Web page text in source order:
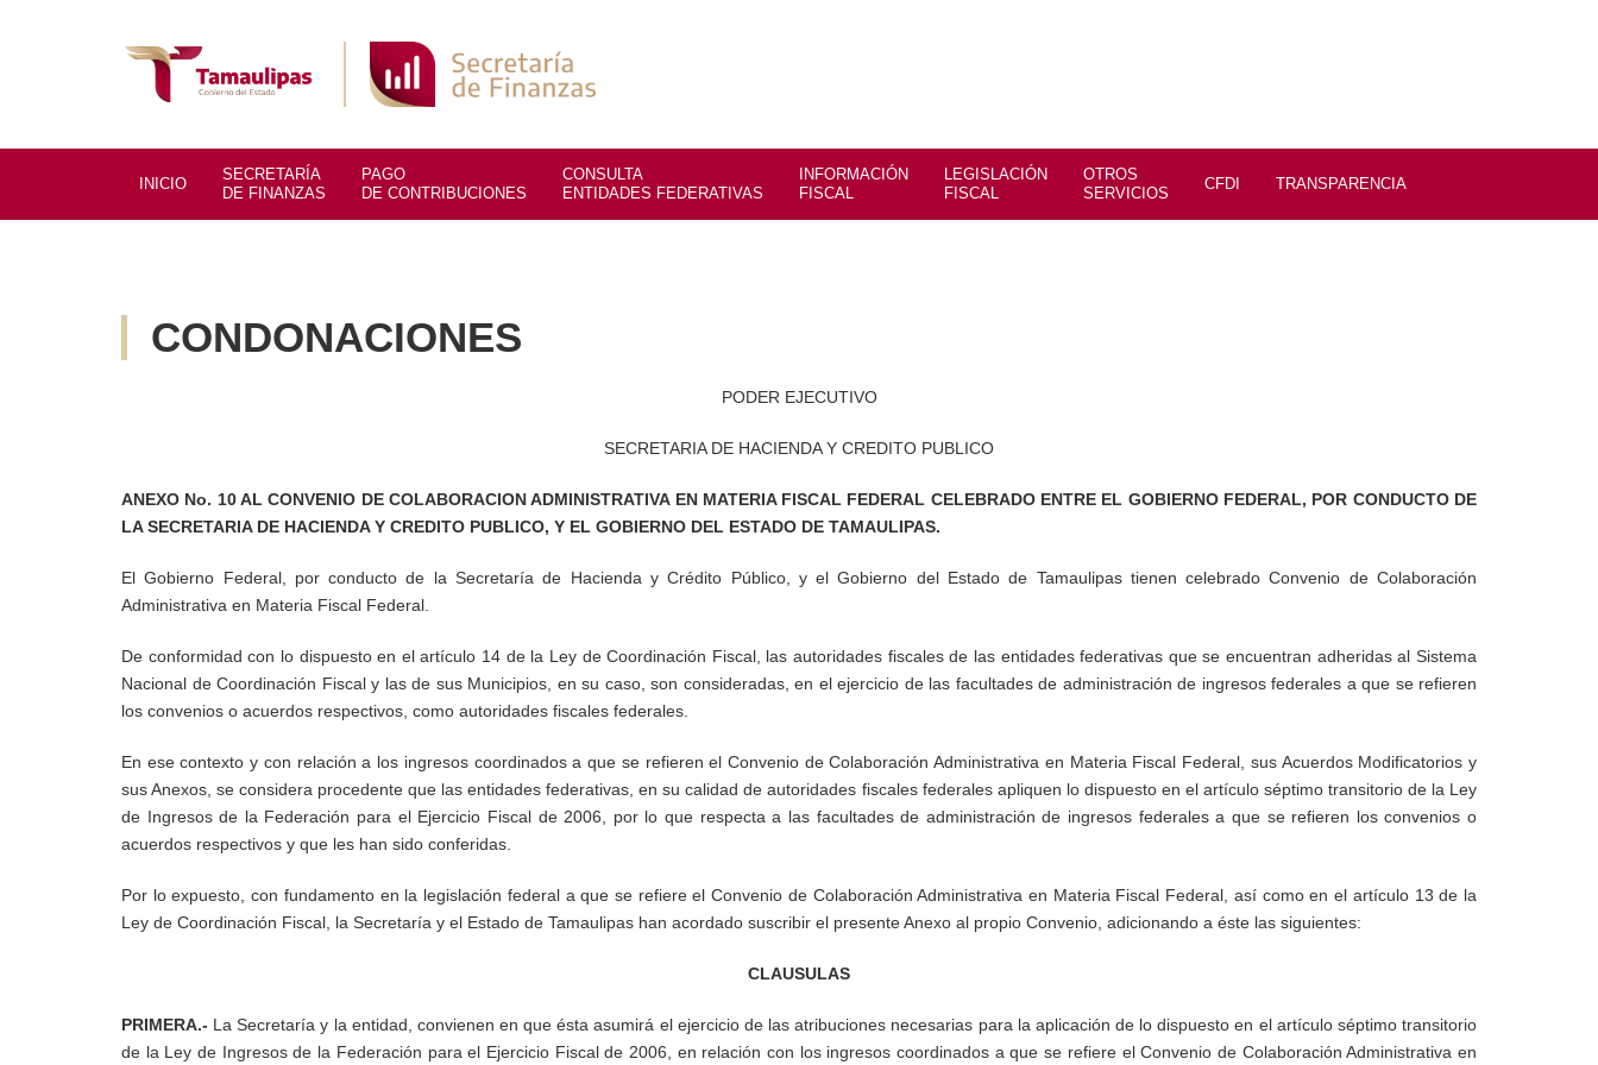
INICIO
SECRETARÍA
DE FINANZAS
PAGO
DE CONTRIBUCIONES
CONSULTA
ENTIDADES FEDERATIVAS
INFORMACIÓN
FISCAL
LEGISLACIÓN
OTROS
CFDI TRANSPARENCIA CACET
CONDUCTO DE LA SECRETARIA DE HACIENDA Y CREDITO PUBLICO, Y EL GOBIERNO DEL ESTADO DE TAMAULIPAS.
El Gobierno Federal, por conducto de la Secretaría de Hacienda y Crédito Público, y el Gobierno del Estado de Tamaulipas tienen celebrado Convenio de Colaboración Administrativa en
Materia Fiscal Federal.
De conformidad con lo dispuesto en el artículo 14 de la Ley de Coordinación Fiscal, las autoridades fiscales de las entidades federativas que se encuentran adheridas al Sistema Nacional de
Coordinación Fiscal y las de sus Municipios, en su caso, son consideradas, en el ejercicio de las facultades de administración de ingresos federales a que se refieren los convenios o acuerdos
En ese contexto y con relación a los ingresos coordinados a que se refieren el Convenio de Colaboración Administrativa en Materia Fiscal Federal, sus Acuerdos Modificatorios y sus
Anexos, se considera procedente que las entidades federativas, en su calidad de autoridades fiscales federales apliquen lo dispuesto en el artículo séptimo transitorio de la Ley de
respectivos y que les han sido conferidas.
Por lo expuesto, con fundamento en la legislación federal a que se refiere el Convenio de Colaboración Administrativa en Materia Fiscal Federal, así como en el artículo 13 de la Ley de
Coordinación Fiscal, la Secretaría y el Estado de Tamaulipas han acordado suscribir el presente Anexo al propio Convenio, adicionando a éste las siguientes:
CLAUSULAS
Ley de Ingresos de la Federación para el Ejercicio Fiscal de 2006, en relación con los ingresos coordinados a que se refiere el Convenio de Colaboración Administrativa en Materia Fiscal
SEGUNDA.- Las autoridades encargadas de la aplicación de las disposiciones referidas en este Anexo serán aquellas que ejerzan las facultades delegadas por la Secretaría a la entidad, en